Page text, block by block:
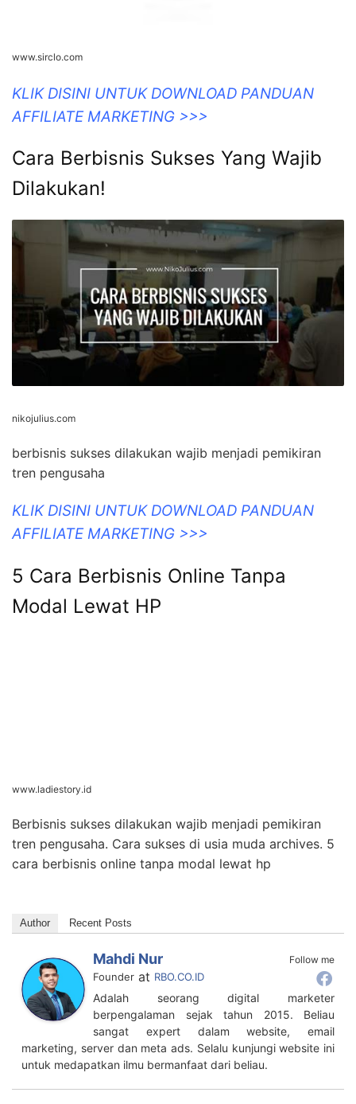
www.sirclo.com
KLIK DISINI UNTUK DOWNLOAD PANDUAN
AFFILIATE MARKETING >>>
Cara Berbisnis Sukses Yang Wajib
Dilakukan!
nikojulius.com
berbisnis sukses dilakukan wajib menjadi pemikiran
tren pengusaha
KLIK DISINI UNTUK DOWNLOAD PANDUAN
AFFILIATE MARKETING >>>
5 Cara Berbisnis Online Tanpa
Modal Lewat HP
tren pengusaha. Cara sukses di usia muda archives. 5
cara berbisnis online tanpa modal lewat hp
Recent Posts
FounderatRBO.CO.ID